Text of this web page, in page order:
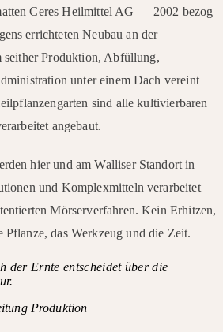
Ceres Heilmittel AG — 2002 bezog
errichteten Neubau an der
seither Produktion, Abfüllung,
unter einem Dach vereint
sind alle kultivierbaren
angebaut.
hier und am Walliser Standort in
und Komplexmitteln verarbeitet
Mörserverfahren. Kein Erhitzen,
das Werkzeug und die Zeit.
der Ernte entscheidet über die
Produktion